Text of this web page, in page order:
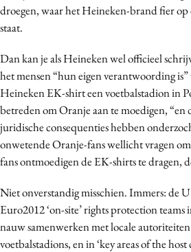
droegen, waar het Heineken-brand fier
staat.
Dan kan je als Heineken wel officieel
het mensen “hun eigen verantwoording
Heineken EK-shirt een voetbalstadion in
betreden om Oranje aan te moedigen, “en
juridische consequenties hebben
onwetende Oranje-fans wellicht vragen
fans ontmoedigen de EK-shirts te dragen,
Niet onverstandig misschien. Immers: de
Euro2012 ‘on-site’ rights protection teams
nauw samenwerken met locale
voetbalstadions, en in ‘key areas of the host